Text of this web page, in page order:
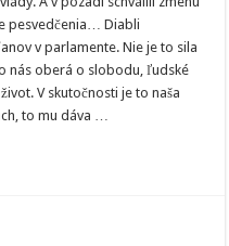
pesvedčenia… Diabli
v parlamente. Nie je to sila
nás oberá o slobodu, ľudské
V skutočnosti je to naša
to mu dáva …